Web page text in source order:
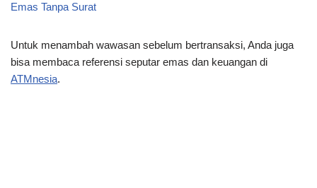
Emas Tanpa Surat
Untuk menambah wawasan sebelum bertransaksi, Anda juga
bisa membaca referensi seputar emas dan keuangan di
ATMnesia.